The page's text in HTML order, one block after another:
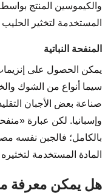
والكيموسين المنتج
المستخدمة لتخثير
المنفحة النباتية
يمكن الحصول على
سيما أنواع من الشوك
صناعة بعض الأجبان
وإسبانيا. لكن عبارة
بالكامل؛ فالجبن نفسه
المادة المستخدمة
هل يمكن معرفة